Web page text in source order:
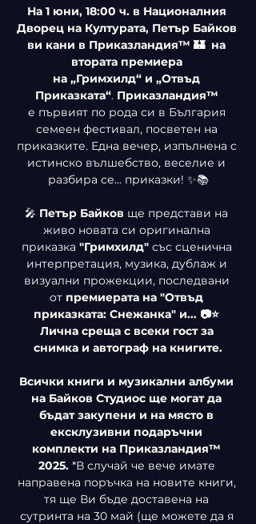
На 1 юни, 18:00 ч. в Националния
Дворец на Културата, Петър Байков
ви кани в Приказландия™ 🏰  на
втората премиера
на „Гримхилд“ и „Отвъд
Приказката“. Приказландия™
е първият по рода си в България
семеен фестивал, посветен на
приказките. Една вечер, изпълнена с
истинско вълшебство, веселие и
разбира се... приказки! ✨📚
🎤 Петър Байков ще представи на
живо новата си оригинална
приказка "Гримхилд" със сценична
интерпретация, музика, дублаж и
визуални прожекции, последвани
от премиерата на "Отвъд
приказката: Снежанка" и... 📷⭐
Лична среща с всеки гост за
снимка и автограф на книгите.
Всички книги и музикални албуми
на Байков Студиос ще могат да
бъдат закупени и на място в
ексклузивни подаръчни
комплекти на Приказландия™
2025. *В случай че вече имате
направена поръчка на новите книги,
тя ще Ви бъде доставена на
сутринта на 30 май (ще можете да я